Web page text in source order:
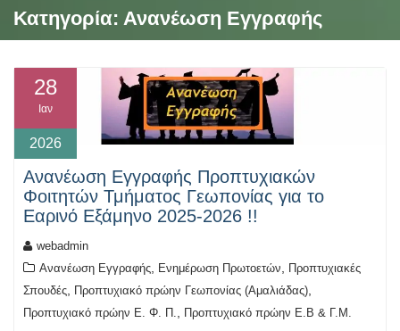
Κατηγορία: Ανανέωση Εγγραφής
28
Ιαν
2026
Ανανέωση Εγγραφής Προπτυχιακών
Φοιτητών Τμήματος Γεωπονίας για το
Εαρινό Εξάμηνο 2025-2026 !!
webadmin
Ανανέωση Εγγραφής
Ενημέρωση Πρωτοετών
Προπτυχιακές
Σπουδές
Προπτυχιακό πρώην Γεωπονίας (Αμαλιάδας)
Προπτυχιακό πρώην Ε. Φ. Π. Προπτυχιακό πρώην Ε.Β & Γ.Μ.